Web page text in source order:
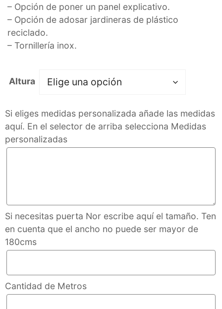
– Opción de poner un panel explicativo.
– Opción de adosar jardineras de plástico
reciclado.
– Tornillería inox.
Altura
Si eliges medidas personalizada añade las medidas
aquí. En el selector de arriba selecciona Medidas
personalizadas
Si necesitas puerta Nor escribe aquí el tamaño. Ten
en cuenta que el ancho no puede ser mayor de
180cms
Cantidad de Metros